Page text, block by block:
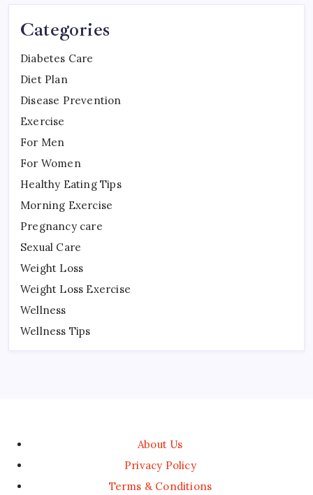
Categories
Diabetes Care
Diet Plan
Disease Prevention
Exercise
For Men
For Women
Healthy Eating Tips
Morning Exercise
Pregnancy care
Sexual Care
Weight Loss
Weight Loss Exercise
Wellness
Wellness Tips
About Us
Privacy Policy
Terms & Conditions